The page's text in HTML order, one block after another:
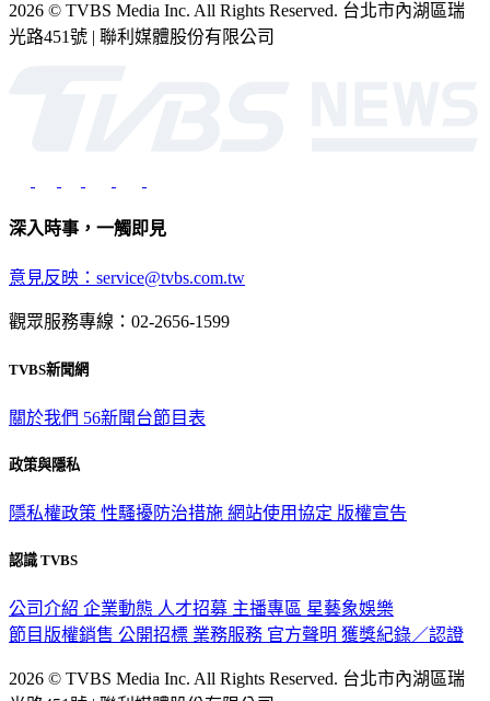
2026 © TVBS Media Inc. All Rights Reserved. 台北市內湖區瑞
光路451號 | 聯利媒體股份有限公司
深入時事，一觸即見
意見反映：service@tvbs.com.tw
觀眾服務專線：02-2656-1599
TVBS新聞網
關於我們 56新聞台節目表
政策與隱私
隱私權政策 性騷擾防治措施 網站使用協定 版權宣告
認識 TVBS
公司介紹 企業動態 人才招募 主播專區 星藝象娛樂
節目版權銷售 公開招標 業務服務 官方聲明 獲獎紀錄／認證
2026 © TVBS Media Inc. All Rights Reserved. 台北市內湖區瑞